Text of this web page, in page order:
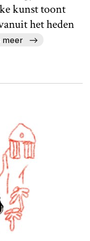
kunst toont
het heden
meer